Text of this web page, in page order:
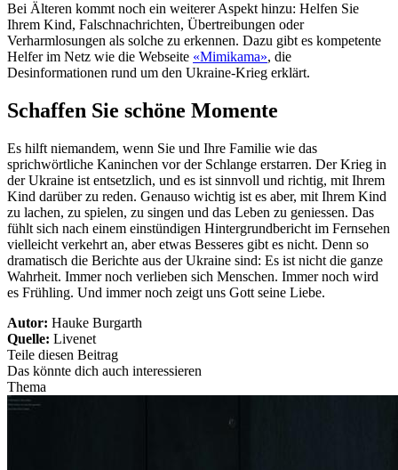
Bei Älteren kommt noch ein weiterer Aspekt hinzu: Helfen Sie
Ihrem Kind, Falschnachrichten, Übertreibungen oder
Verharmlosungen als solche zu erkennen. Dazu gibt es kompetente
Helfer im Netz wie die Webseite «Mimikama», die
Desinformationen rund um den Ukraine-Krieg erklärt.
Schaffen Sie schöne Momente
Es hilft niemandem, wenn Sie und Ihre Familie wie das
sprichwörtliche Kaninchen vor der Schlange erstarren. Der Krieg in
der Ukraine ist entsetzlich, und es ist sinnvoll und richtig, mit Ihrem
Kind darüber zu reden. Genauso wichtig ist es aber, mit Ihrem Kind
zu lachen, zu spielen, zu singen und das Leben zu geniessen. Das
fühlt sich nach einem einstündigen Hintergrundbericht im Fernsehen
vielleicht verkehrt an, aber etwas Besseres gibt es nicht. Denn so
dramatisch die Berichte aus der Ukraine sind: Es ist nicht die ganze
Wahrheit. Immer noch verlieben sich Menschen. Immer noch wird
es Frühling. Und immer noch zeigt uns Gott seine Liebe.
Autor: Hauke Burgarth
Quelle: Livenet
Teile diesen Beitrag
Das könnte dich auch interessieren
Thema